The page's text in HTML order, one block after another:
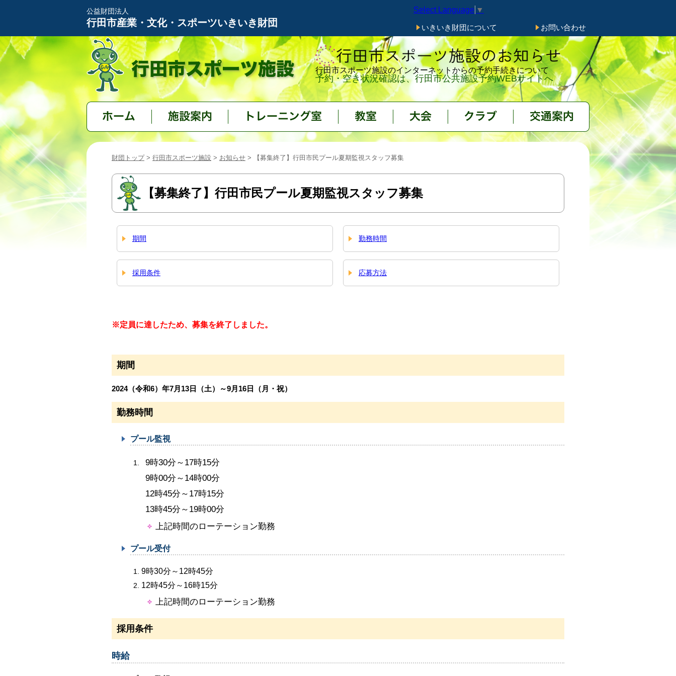
公益財団法人
行田市産業・文化・スポーツいきいき財団
Select Language ▼
いきいき財団について お問い合わせ
行田市スポーツ施設のインターネットからの予約手続きについて
予約・空き状況確認は、行田市公共施設予約WEBサイトへ
ホーム 施設案内 トレーニング室 大会 クラブ 交通案内
財団トップ> 行田市スポーツ施設 > お知らせ > 【募集終了】行田市民プール夏期監視スタッフ募集
【募集終了】行田市民プール夏期監視スタッフ募集
期間 勤務時間
採用条件 応募方法
※定員に達したため、募集を終了しました。
期間
2024（令和6）年7月13日（土）～9月16日（月・祝）
勤務時間
プール監視
9時30分～17時15分
9時00分～14時00分
12時45分～17時15分
13時45分～19時00分
上記時間のローテーション勤務
プール受付
9時30分～12時45分
12時45分～16時15分
上記時間のローテーション勤務
採用条件
時給